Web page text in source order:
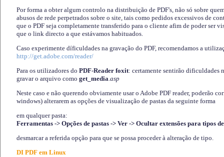
Por forma a obter algum controlo na distribuição de PDF's, não só sobre
abusos de rede perpetrados sobre o site, tais como pedidos excessivos de
que o PDF seja completamente transferido para o cliente afim de poder ser
que o link directo a que estávamos habituados.
Caso experimente díficuldades na gravação do PDF, recomendamos a
http://get.adobe.com/reader/
Para os utilizadores do PDF-Reader foxit: certamente sentirão dificuldades
gravar o arquivo como get_media.asp
Neste caso e não querendo obviamente usar o Adobe PDF reader, poderão
windows) alterarem as opções de visualização de pastas da seguinte forma
em qualquer pasta:
Ferramentas -> Opções de pastas -> Ver -> Ocultar extensões para tipos
desmarcar a referida opção para que se possa proceder à alteração de tipo.
DI PDF em Linux